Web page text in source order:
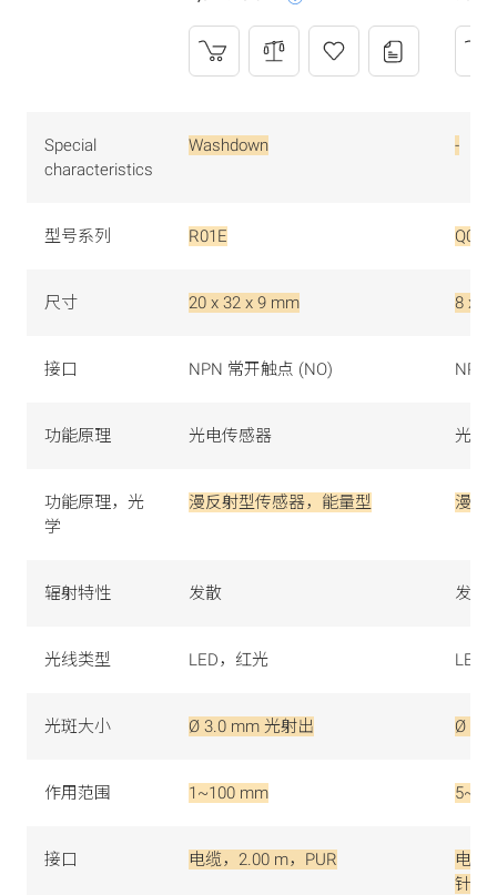
Special
characteristics
Washdown -
型号系列 R01E Q08M
尺寸 20 x 32 x 9 mm 8 x
接口 NPN 常开触点 (NO) NPN
功能原理 光电传感器 光电
功能原理，光
学
漫反射型传感器，能量型 漫反
辐射特性 发散 发散
光线类型 LED，红光 LED
光斑大小 Ø 3.0 mm 光射出 Ø 3
作用范围 1~100 mm
接口 电缆，2.00 m，PUR
电缆
针，